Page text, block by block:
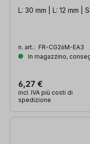
L: 30 mm | L: 12 mm |
n. art.: FR-CG26M-EA3
In magazzino,
6,27 €
incl. IVA più costi di
spedizione